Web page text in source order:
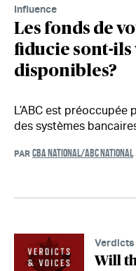
Influence
Les fonds de
fiducie sont-
disponibles?
L’ABC est
des systèmes
PAR CBA NATIONAL/ABC NATIONAL
Verdicts
Will